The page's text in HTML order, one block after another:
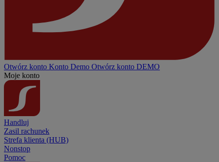
Otwórz konto Konto Demo Otwórz konto DEMO
Moje konto
Handluj
Zasil rachunek
Strefa klienta (HUB)
Nonstop
Pomoc